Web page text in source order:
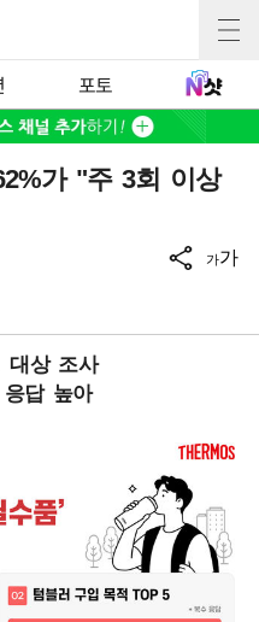
포토
가 "주 3회 이상
가가
대상 조사
응답 높아